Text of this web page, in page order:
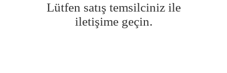
Lütfen satış temsilciniz ile
iletişime geçin.